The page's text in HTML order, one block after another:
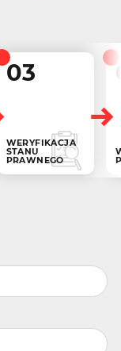
03
WERYFIKACJA
STANU
PRAWNEGO